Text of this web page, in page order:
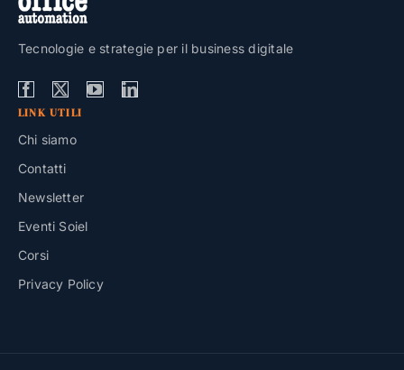
Tecnologie e strategie per il business digitale
LINK UTILI
Chi siamo
Contatti
Newsletter
Eventi Soiel
Corsi
Privacy Policy